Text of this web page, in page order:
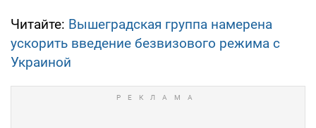
Читайте: Вышеградская группа намерена
ускорить введение безвизового режима с
Украиной